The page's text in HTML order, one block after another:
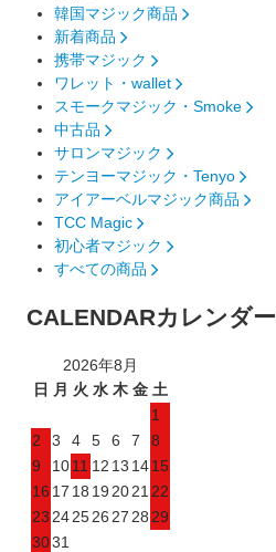
韓国マジック商品
新着商品
携帯マジック
ワレット・wallet
スモークマジック・Smoke
中古品
サロンマジック
テンヨーマジック・Tenyo
アイアーベルマジック商品
TCC Magic
初心者マジック
すべての商品
CALENDARカレンダー
2026年8月
日
月 火 水 木 金 土
1
2
3 4 5 6 7
8
9
1011 12 13 1415
16 17 18 19 2021 22
23 242526 27 28 29
3031